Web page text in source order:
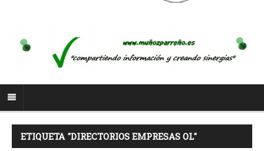
ETIQUETA "DIRECTORIOS EMPRESAS OL"